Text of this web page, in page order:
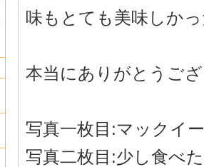
味もとても美味しか
本当にありがとうご
写真一枚目:マックイ
写真二枚目:少し食べ